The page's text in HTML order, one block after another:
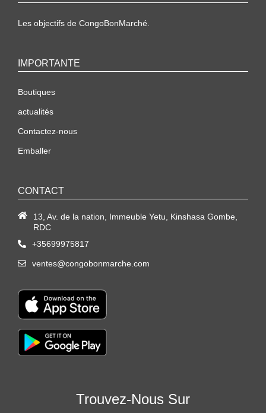
Les objectifs de CongoBonMarché.
IMPORTANTE
Boutiques
actualités
Contactez-nous
Emballer
CONTACT
13, Av. de la nation, Immeuble Yetu, Kinshasa Gombe,
RDC
+35699975817
ventes@congobonmarche.com
Trouvez-Nous Sur